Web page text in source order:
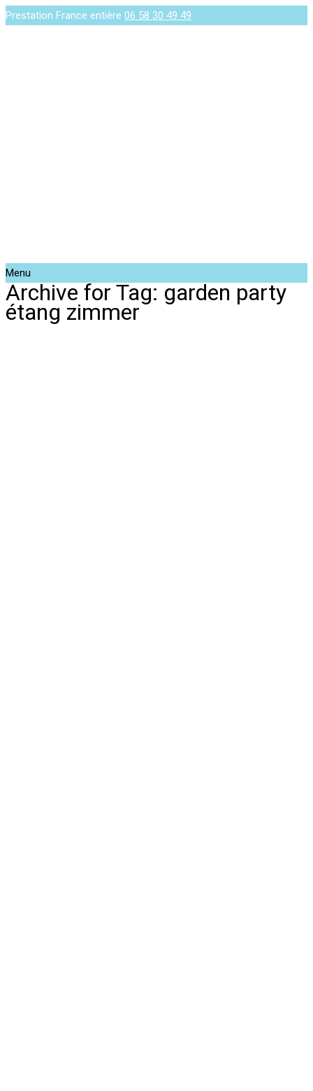
Prestation France entière 06 58 30 49 49
Menu
Archive for Tag: garden party
étang zimmer